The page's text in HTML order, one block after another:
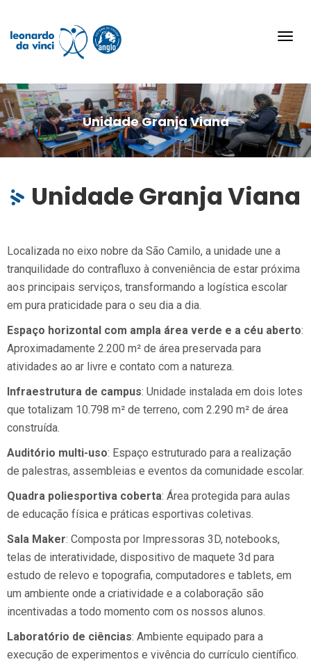
Unidade Granja Viana
Unidade Granja Viana
Localizada no eixo nobre da São Camilo, a unidade une a
tranquilidade do contrafluxo à conveniência de estar próxima
aos principais serviços, transformando a logística escolar
em pura praticidade para o seu dia a dia.
Espaço horizontal com ampla área verde e a céu aberto:
Aproximadamente 2.200 m² de área preservada para
atividades ao ar livre e contato com a natureza.
Infraestrutura de campus: Unidade instalada em dois lotes
que totalizam 10.798 m² de terreno, com 2.290 m² de área
construída.
Auditório multi-uso: Espaço estruturado para a realização
de palestras, assembleias e eventos da comunidade escolar.
Quadra poliesportiva coberta: Área protegida para aulas
de educação física e práticas esportivas coletivas.
Sala Maker: Composta por Impressoras 3D, notebooks,
telas de interatividade, dispositivo de maquete 3d para
estudo de relevo e topografia, computadores e tablets, em
um ambiente onde a criatividade e a colaboração são
incentivadas a todo momento com os nossos alunos.
Laboratório de ciências: Ambiente equipado para a
execução de experimentos e vivência do currículo científico.